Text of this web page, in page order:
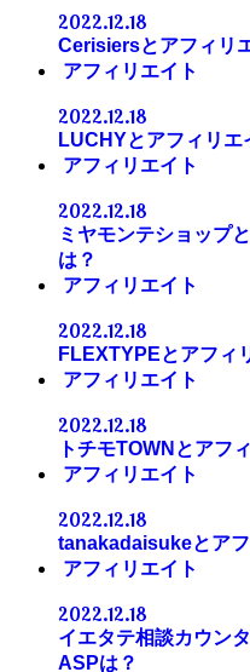
2022.12.18
Cerisiersとアフィリ
アフィリエイト
2022.12.18
LUCHYとアフィリエ
アフィリエイト
2022.12.18
ミヤモンテショップ
は？
アフィリエイト
2022.12.18
FLEXTYPEとアフィ
アフィリエイト
2022.12.18
トチモTOWNとアフ
アフィリエイト
2022.12.18
tanakadaisukeとア
アフィリエイト
2022.12.18
イエタテ相談カウン
ASPは？